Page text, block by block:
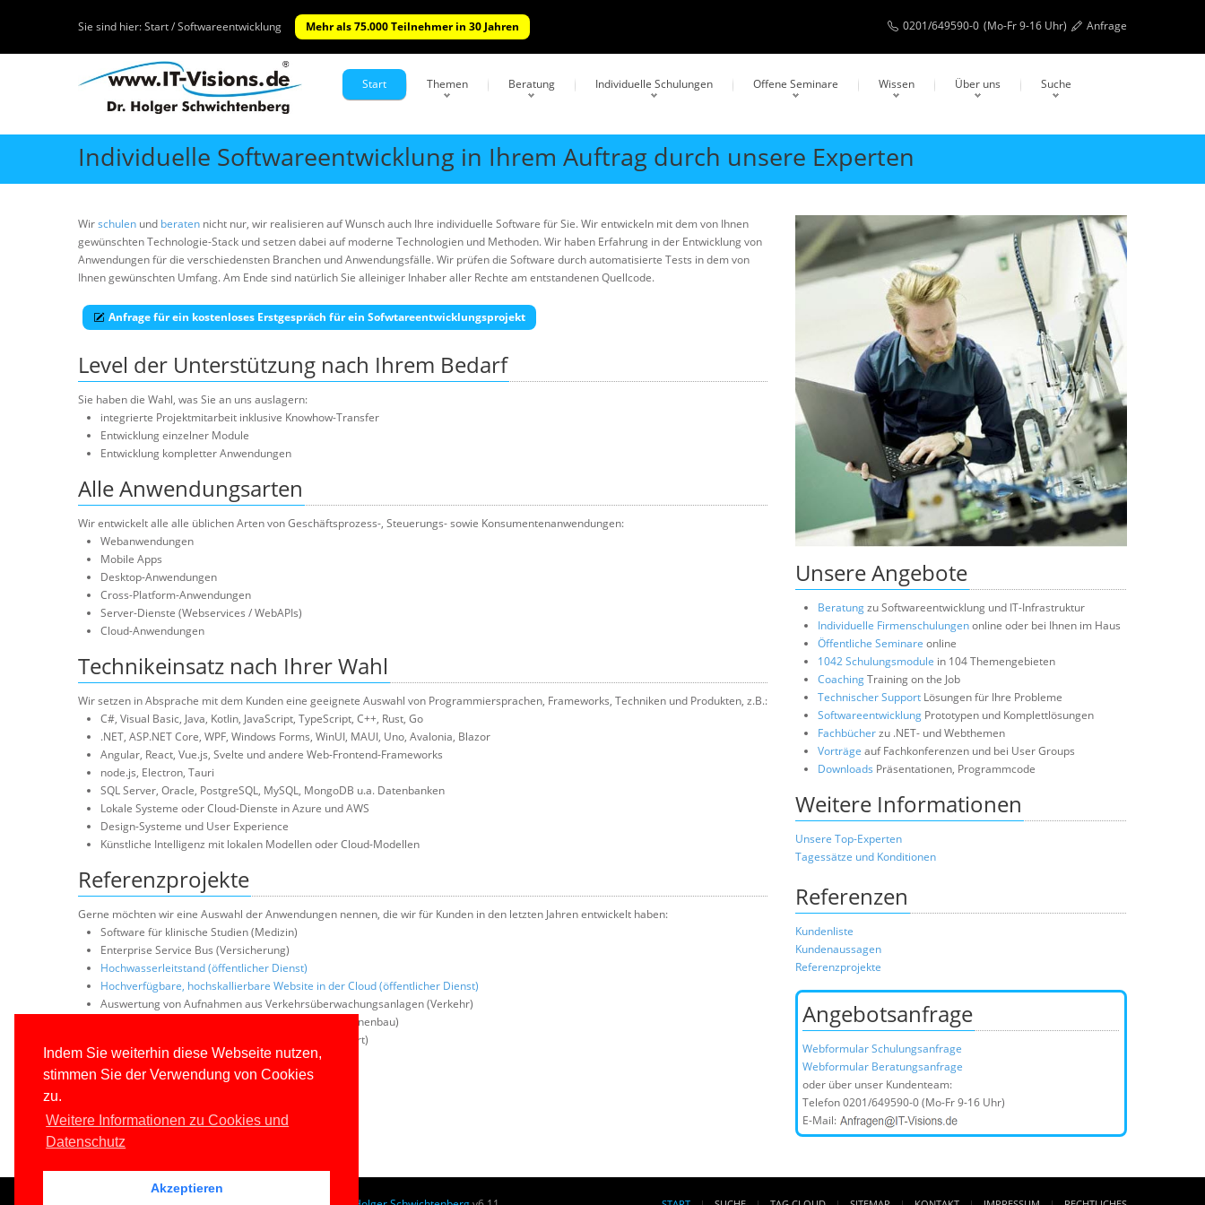
Indem Sie weiterhin diese Webseite nutzen,
stimmen Sie der Verwendung von Cookies
zu.
Weitere Informationen zu Cookies und
Datenschutz
Akzeptieren
Sie sind hier:Start / Softwareentwicklung Mehr als 75.000 Teilnehmer in 30 Jahren 0201/649590-0 (Mo-Fr 9-16 Uhr) Anfrage
Start Themen Beratung Individuelle Schulungen Offene Seminare Wissen Über uns Suche
Individuelle Softwareentwicklung in Ihrem Auftrag durch unsere Experten
Wirschulen und beraten nicht nur, wir realisieren auf Wunsch auch Ihre individuelle Software für Sie. Wir entwickeln mit dem von Ihnen
gewünschten Technologie-Stack und setzen dabei auf moderne Technologien und Methoden. Wir haben Erfahrung in der Entwicklung von
Anwendungen für die verschiedensten Branchen und Anwendungsfälle. Wir prüfen die Software durch automatisierte Tests in dem von
Ihnen gewünschten Umfang. Am Ende sind natürlich Sie alleiniger Inhaber aller Rechte am entstandenen Quellcode.
Anfrage für ein kostenloses Erstgespräch für ein Sofwtareentwicklungsprojekt
Level der Unterstützung nach Ihrem Bedarf
Sie haben die Wahl, was Sie an uns auslagern:
integrierte Projektmitarbeit inklusive Knowhow-Transfer
Entwicklung einzelner Module
Entwicklung kompletter Anwendungen
Alle Anwendungsarten
Wir entwickelt alle alle üblichen Arten von Geschäftsprozess-, Steuerungs- sowie Konsumentenanwendungen:
Webanwendungen
Mobile Apps
Desktop-Anwendungen
Cross-Platform-Anwendungen
Server-Dienste (Webservices / WebAPIs)
Cloud-Anwendungen
Technikeinsatz nach Ihrer Wahl
Wir setzen in Absprache mit dem Kunden eine geeignete Auswahl von Programmiersprachen, Frameworks, Techniken und Produkten, z.B.:
C#, Visual Basic, Java, Kotlin, JavaScript, TypeScript, C++, Rust, Go
.NET, ASP.NET Core, WPF, Windows Forms, WinUI, MAUI, Uno, Avalonia, Blazor
Angular, React, Vue.js, Svelte und andere Web-Frontend-Frameworks
node.js, Electron, Tauri
SQL Server, Oracle, PostgreSQL, MySQL, MongoDB u.a. Datenbanken
Lokale Systeme oder Cloud-Dienste in Azure und AWS
Design-Systeme und User Experience
Künstliche Intelligenz mit lokalen Modellen oder Cloud-Modellen
Referenzprojekte
Gerne möchten wir eine Auswahl der Anwendungen nennen, die wir für Kunden in den letzten Jahren entwickelt haben:
Software für klinische Studien (Medizin)
Enterprise Service Bus (Versicherung)
Hochwasserleitstand (öffentlicher Dienst)
Hochverfügbare, hochskallierbare Website in der Cloud (öffentlicher Dienst)
Auswertung von Aufnahmen aus Verkehrsüberwachungsanlagen (Verkehr)
Materialstammdatenimport für SAP/Biztalk (Maschinenbau)
Internet-Website mit Live-Rennstand (Automobilsport)
Warenwirtschaftssystem (Handel)
Messprogramm für Energieeffizienz (Energie)
Unsere Angebote
Beratungzu Softwareentwicklung und IT-Infrastruktur
Individuelle Firmenschulungenonline oder bei Ihnen im Haus
Öffentliche Seminare online
1042 Schulungsmodule in 104 Themengebieten
CoachingTraining on the Job
Technischer Support Lösungen für Ihre Probleme
Softwareentwicklung Prototypen und Komplettlösungen
Fachbücherzu .NET- und Webthemen
Vorträge auf Fachkonferenzen und bei User Groups
Downloads Präsentationen, Programmcode
Weitere Informationen
Unsere Top-Experten
Tagessätze und Konditionen
Referenzen
Kundenliste
Kundenaussagen
Referenzprojekte
Angebotsanfrage
Webformular Schulungsanfrage
Webformular Beratungsanfrage
oder über unser Kundenteam:
Telefon0201/649590-0(Mo-Fr 9-16 Uhr)
E-Mail: